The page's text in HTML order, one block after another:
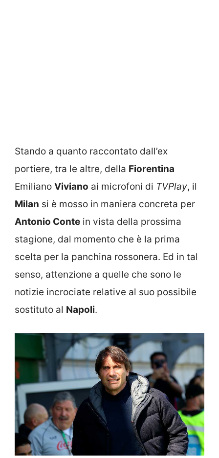
Stando a quanto raccontato dall’ex
portiere, tra le altre, della Fiorentina
Emiliano Viviano ai microfoni di TVPlay, il
Milan si è mosso in maniera concreta per
Antonio Conte in vista della prossima
stagione, dal momento che è la prima
scelta per la panchina rossonera. Ed in tal
senso, attenzione a quelle che sono le
notizie incrociate relative al suo possibile
sostituto al Napoli.